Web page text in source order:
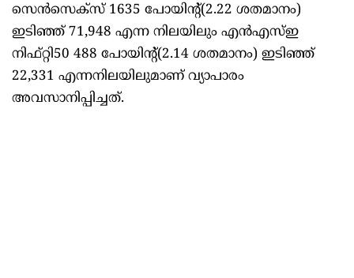
സെൻസെക്‌സ് 1635 പോയിന്റ്(2.22 ശതമാനം)
ഇടിഞ്ഞ് 71,948 എന്ന നിലയിലും എൻഎസ്ഇ
നിഫ്റ്റി50 488 പോയിന്റ്(2.14 ശതമാനം) ഇടിഞ്ഞ്
22,331 എന്നനിലയിലുമാണ് വ്യാപാരം
അവസാനിപ്പിച്ചത്.